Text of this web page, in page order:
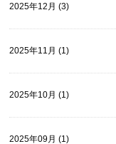
2025年12月 (3)
2025年11月 (1)
2025年10月 (1)
2025年09月 (1)